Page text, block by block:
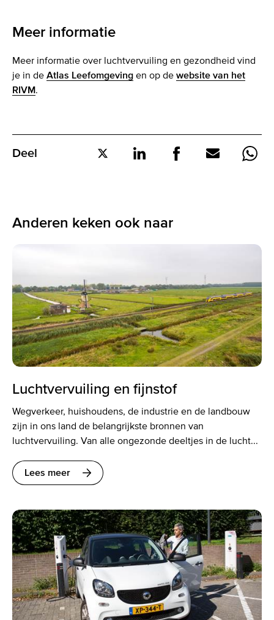
Meer informatie
Meer informatie over luchtvervuiling en gezondheid vind
je in de Atlas Leefomgeving en op de website van het
RIVM.
Deel
Deel
Deel
Deel
Deel
Deel
Anderen keken ook naar
Luchtvervuiling en fijnstof
Wegverkeer, huishoudens, de industrie en de landbouw
zijn in ons land de belangrijkste bronnen van
luchtvervuiling. Van alle ongezonde deeltjes in de lucht...
Lees meer